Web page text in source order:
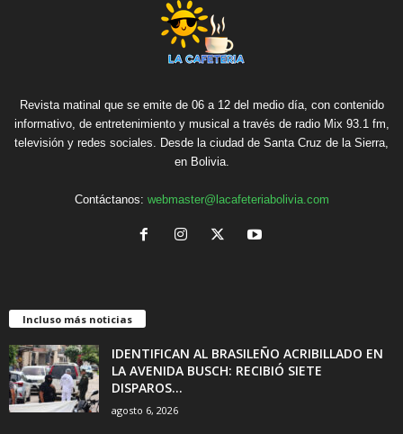
Revista matinal que se emite de 06 a 12 del medio día, con contenido
informativo, de entretenimiento y musical a través de radio Mix 93.1 fm,
televisión y redes sociales. Desde la ciudad de Santa Cruz de la Sierra,
en Bolivia.
Contáctanos: webmaster@lacafeteriabolivia.com
Incluso más noticias
IDENTIFICAN AL BRASILEÑO ACRIBILLADO EN
LA AVENIDA BUSCH: RECIBIÓ SIETE
DISPAROS...
agosto 6, 2026